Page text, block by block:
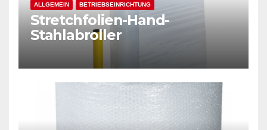
ALLGEMEIN BETRIEBSEINRICHTUNG
Stretchfolien-Hand-
Stahlabroller